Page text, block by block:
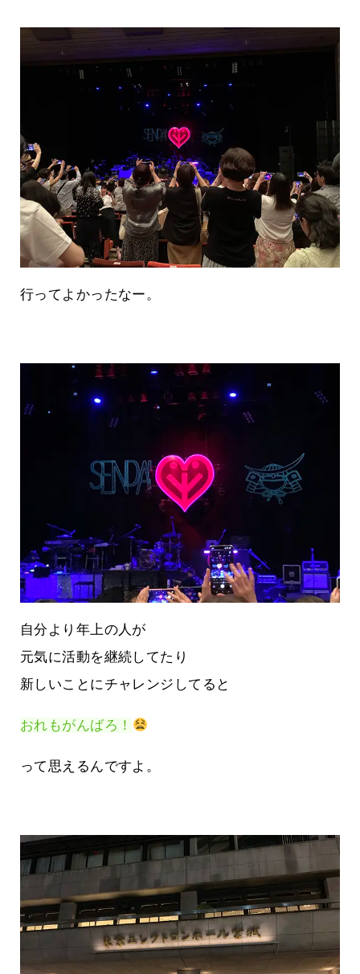
行ってよかったなー。
自分より年上の人が
元気に活動を継続してたり
新しいことにチャレンジしてると
おれもがんばろ！
って思えるんですよ。